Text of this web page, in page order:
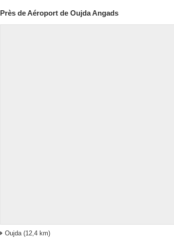
Près de Aéroport de Oujda Angads
Oujda (12,4 km)